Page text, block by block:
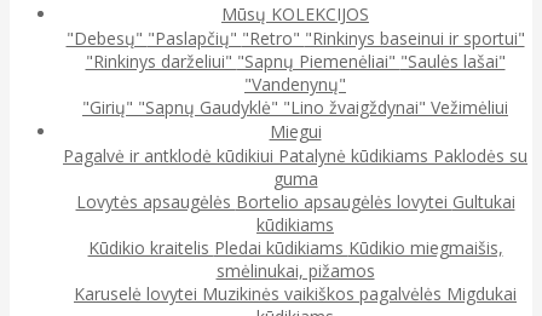
Mūsų KOLEKCIJOS
"Debesų" "Paslapčių" "Retro" "Rinkinys baseinui ir sportui"
"Rinkinys darželiui" "Sapnų Piemenėliai" "Saulės lašai"
"Vandenynų"
"Girių" "Sapnų Gaudyklė" "Lino žvaigždynai" Vežimėliui
Miegui
Pagalvė ir antklodė kūdikiui Patalynė kūdikiams Paklodės su
guma
Lovytės apsaugėlės Bortelio apsaugėlės lovytei Gultukai
kūdikiams
Kūdikio kraitelis Pledai kūdikiams Kūdikio miegmaišis,
smėlinukai, pižamos
Karuselė lovytei Muzikinės vaikiškos pagalvėlės Migdukai